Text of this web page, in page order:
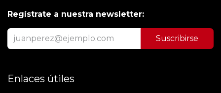
Regístrate a nuestra newsletter:
Suscribirse
Enlaces útiles